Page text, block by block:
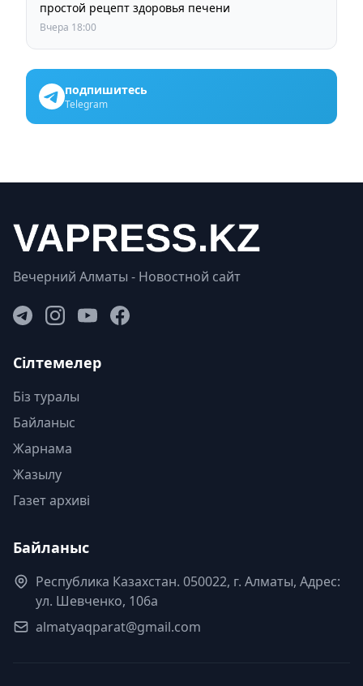
Вчера 18:00
подпишитесь
Telegram
Вечерний Алматы - Новостной сайт
Сілтемелер
Біз туралы
Байланыс
Жарнама
Жазылу
Газет архиві
Байланыс
Республика Казахстан. 050022, г. Алматы, Адрес:
ул. Шевченко, 106а
almatyaqparat@gmail.com